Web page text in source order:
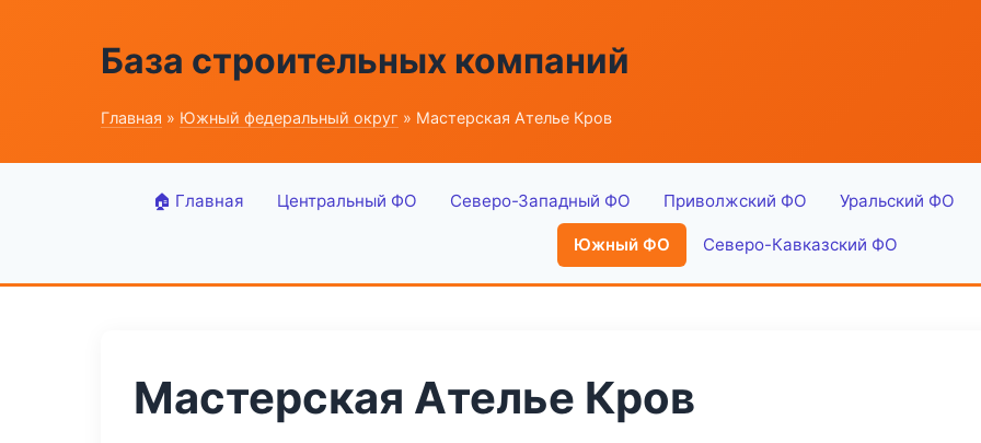
База строительных компаний
Главная » Южный федеральный округ » Мастерская Ателье Кров
🏠 Главная Центральный ФО Северо-Западный ФО Приволжский ФО Уральский ФО
Южный ФО Северо-Кавказский ФО
Мастерская Ателье Кров